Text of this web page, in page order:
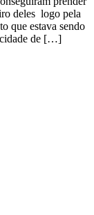
deles logo pela
que estava sendo
cidade de […]